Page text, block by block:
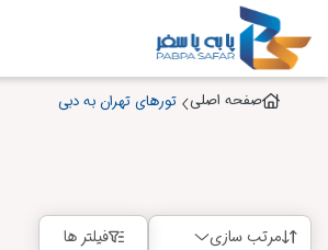
صفحه اصلی تورهای تهران به دبی
مرتب سازی فیلتر ها